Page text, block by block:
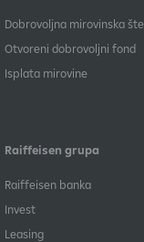
Dobrovoljna mirovinska
Otvoreni dobrovoljni fond
Isplata mirovine
Raiffeisen grupa
Raiffeisen banka
Invest
Leasing